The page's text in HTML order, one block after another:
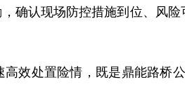
确认现场防控措施到位、风
高效处置险情，既是鼎能路桥